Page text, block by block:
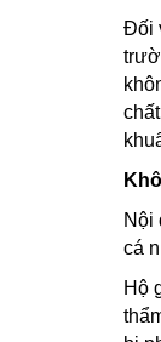
Đối
Nội
cá
Hộ